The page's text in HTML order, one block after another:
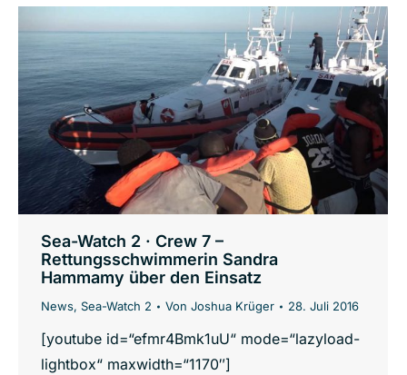
Sea-Watch 2 · Crew 7 –
Rettungsschwimmerin Sandra
Hammamy über den Einsatz
News, Sea-Watch 2 Von Joshua Krüger 28. Juli 2016
[youtube id=“efmr4Bmk1uU“ mode=“lazyload-
lightbox“ maxwidth=“1170″]